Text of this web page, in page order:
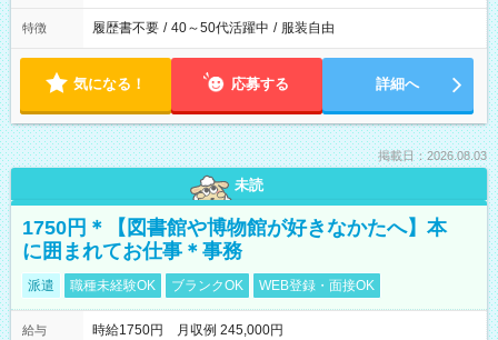
特徴 履歴書不要 / 40～50代活躍中 / 服装自由
気になる！ 応募する 詳細へ
掲載日：2026.08.03
未読
1750円＊【図書館や博物館が好きなかたへ】本
に囲まれてお仕事＊事務
派遣 職種未経験OK ブランクOK WEB登録・面接OK
給与
時給1750円 月収例 245,000円